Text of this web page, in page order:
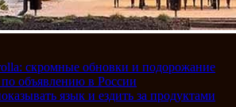
скромные обновки и подорожание
объявлению в России
язык и ездить за продуктами